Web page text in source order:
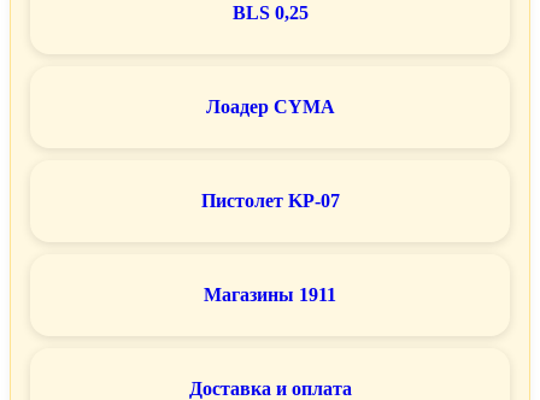
BLS 0,25
Лоадер CYMA
Пистолет KP-07
Магазины 1911
Доставка и оплата